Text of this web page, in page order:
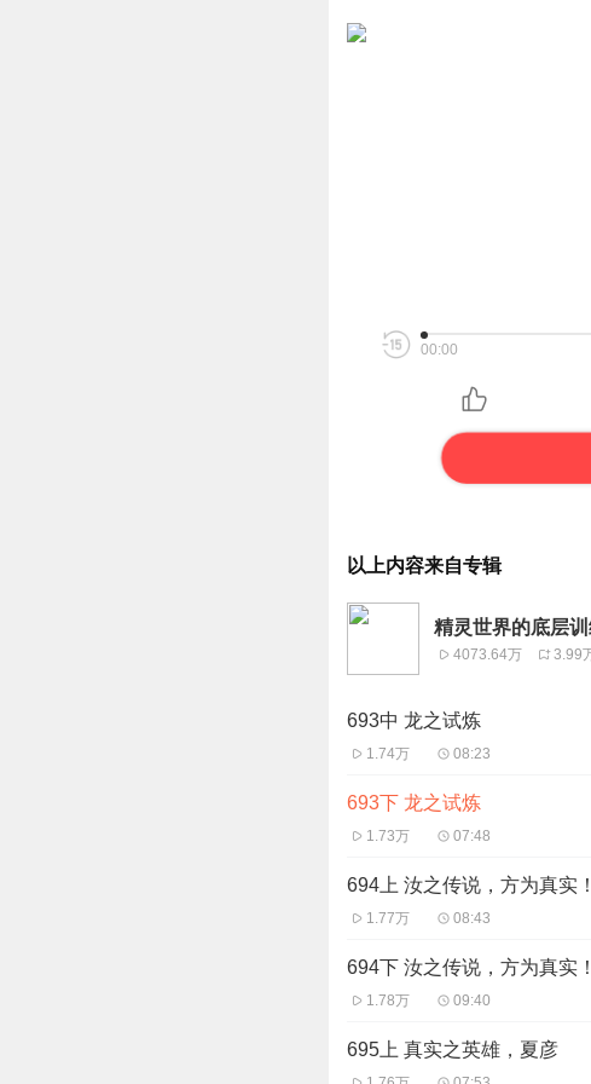
00:00
以上内容来自专辑
精灵世界的底层
4073.64万 3.99
693中 龙之试炼
1.74万 08:23
693下 龙之试炼
1.73万 07:48
694上 汝之传说，方为真实！
1.77万 08:43
694下 汝之传说，方为真实！
1.78万 09:40
695上 真实之英雄，夏彦